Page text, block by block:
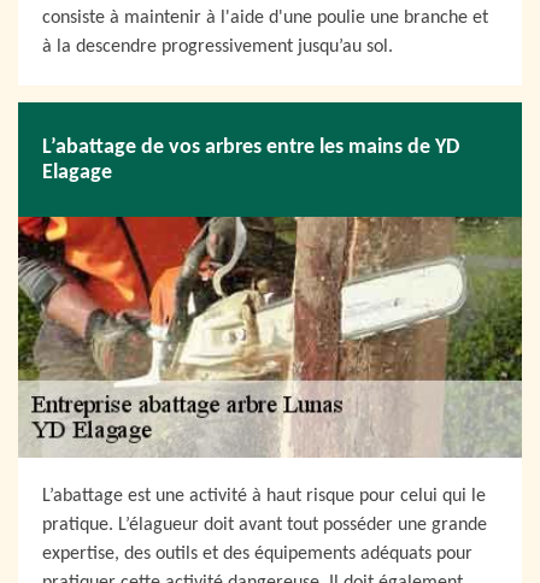
consiste à maintenir à l'aide d'une poulie une branche et
à la descendre progressivement jusqu’au sol.
L’abattage de vos arbres entre les mains de YD
Elagage
L’abattage est une activité à haut risque pour celui qui le
pratique. L’élagueur doit avant tout posséder une grande
expertise, des outils et des équipements adéquats pour